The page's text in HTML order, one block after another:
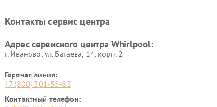
Контакты сервис центра
Адрес сервисного центра Whirlpool:
г. Иваново, ул. Багаева, 14, корп. 2
Горячая линия:
+7 (800) 301-55-83
Контактный телефон: